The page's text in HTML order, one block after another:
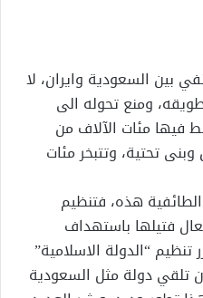
بين السعودية وايران، لا
ومنع تحوله الى
فيها مئات الآلاف من
وبنى تحتية، وتتبخر مئات
هذه، فتنظيم
فتيلها باستهداف
“الدولة الاسلامية”
تلقي دولة مثل السعودية